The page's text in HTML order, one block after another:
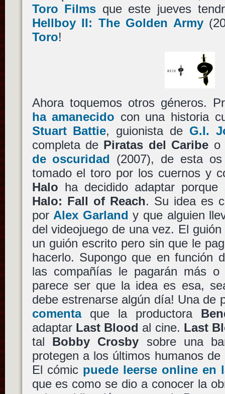
Toro Films que este jueves
Hellboy II: The Golden Army
Toro!
Ahora toquemos otros géneros.
ha amanecido con una historia
Stuart Battie, guionista de G.I.
completa de Piratas del Caribe o
de oscuridad (2007), de esta
tomado el toro por los cuernos y
Halo ha decidido adaptar
Halo: Fall of Reach. Su idea es
por Alex Garland y que alguien
del videojuego de una vez. El
un guión escrito pero sin que le
hacerlo. Supongo que en función
las compañías le pagarán más
parece ser que la idea es esa,
debe estrenarse algún día! Una de
comentaque la productora
adaptar Last Blood al cine. Last
tal Bobby Crosby sobre una
protegen a los últimos humanos
El cómic puede leerse online en
que es como se dio a conocer la